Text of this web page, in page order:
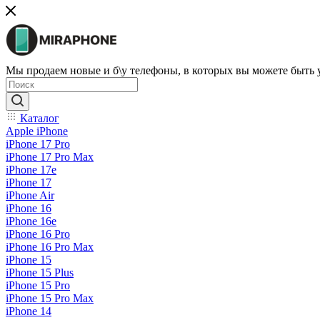
Мы продаем новые и б\у телефоны, в которых вы можете быть
Каталог
Apple iPhone
iPhone 17 Pro
iPhone 17 Pro Max
iPhone 17e
iPhone 17
iPhone Air
iPhone 16
iPhone 16e
iPhone 16 Pro
iPhone 16 Pro Max
iPhone 15
iPhone 15 Plus
iPhone 15 Pro
iPhone 15 Pro Max
iPhone 14